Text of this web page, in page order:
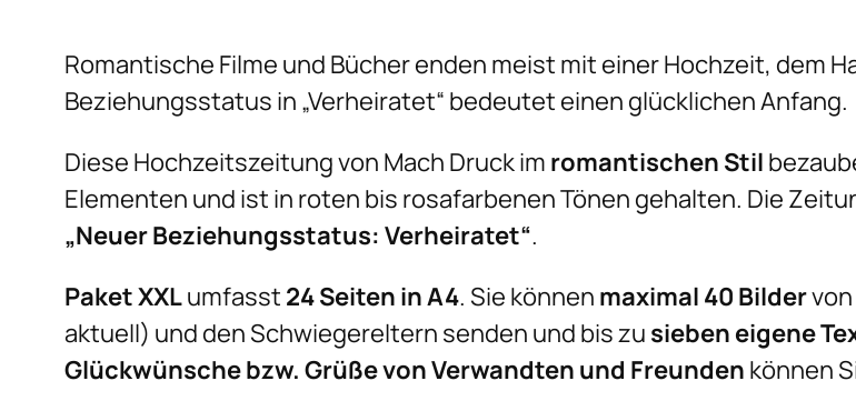
e
r
B
e
e
h
u
Romantische Filme und Bücher enden meist mit einer Hochzeit, dem
Beziehungsstatus in „Verheiratet“ bedeutet einen glücklichen Anfang.
Diese Hochzeitszeitung von Mach Druck im romantischen Stil
Elementen und ist in roten bis rosafarbenen Tönen gehalten. Die
„Neuer Beziehungsstatus: Verheiratet“.
Paket XXLumfasst 24 Seiten in A4. Sie können maximal 40 Bilder
aktuell) und den Schwiegereltern senden und bis zu sieben eigene
Glückwünsche bzw. Grüße von Verwandten und Freunden können